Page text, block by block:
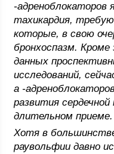
-адреноблокаторов
тахикардия,
которые, в свою
бронхоспазм.
данных
исследований,
a -
развития
длительном приеме.
Хотя в
раувольфии давно